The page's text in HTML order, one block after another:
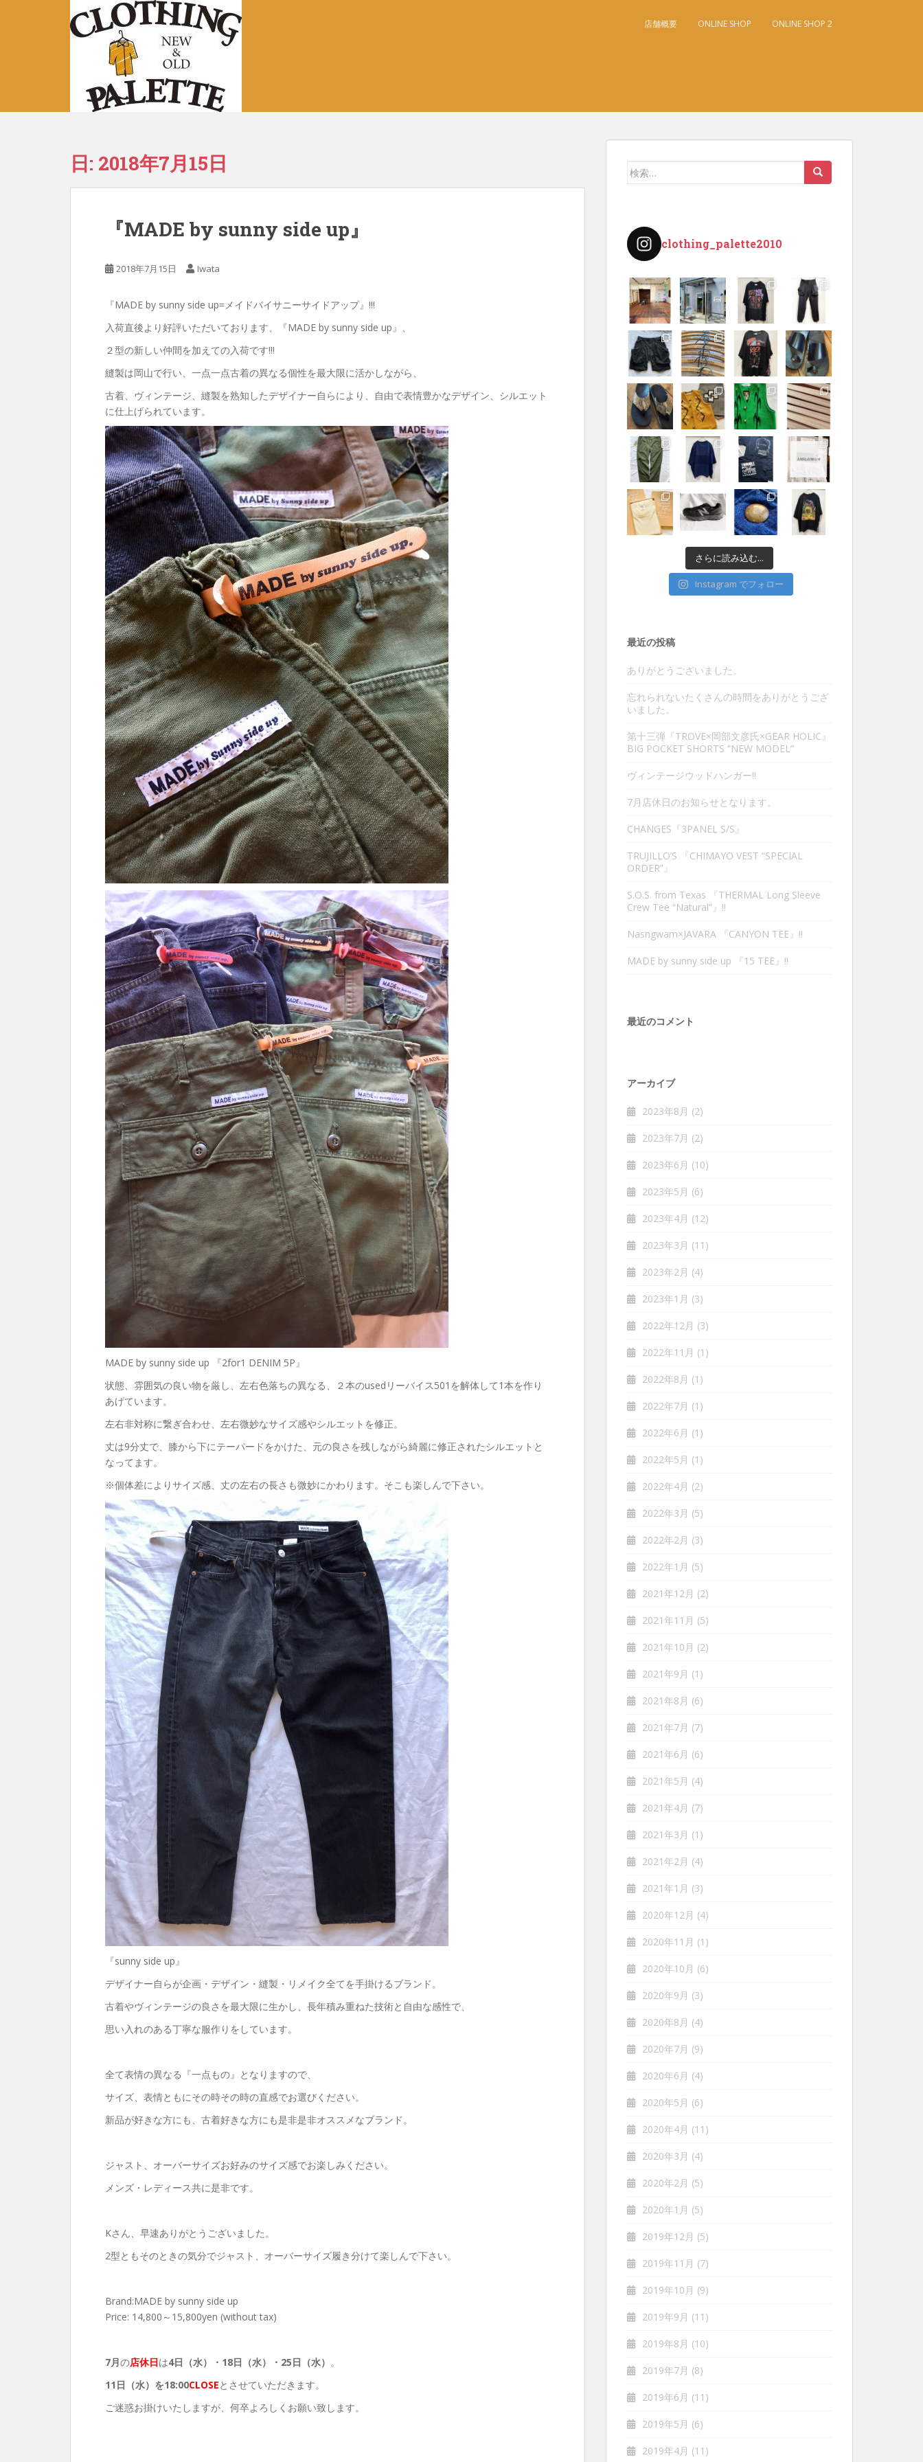
店舗概要 ONLINE SHOP ONLINE SHOP 2
日: 2018年7月15日
『MADE by sunny side up』
2018年7月15日 Iwata
『MADE by sunny side up=メイドバイサニーサイドアップ』!!!
入荷直後より好評いただいております、『MADE by sunny side up』、
２型の新しい仲間を加えての入荷です!!!
縫製は岡山で行い、一点一点古着の異なる個性を最大限に活かしながら、
古着、ヴィンテージ、縫製を熟知したデザイナー自らにより、自由で表情豊かなデザイン、シルエット
に仕上げられています。
MADE by sunny side up 『2for1 DENIM 5P』
状態、雰囲気の良い物を厳し、 左右色落ちの異なる、２本のusedリーバイス501 を解体して1本を作り
あげています。
左右非対称に繋ぎ合わせ、左右微妙なサイズ感やシルエットを修正。
丈は9分丈で、膝から下にテーパードをかけた、元の良さを残しながら綺麗に修正されたシルエットと
なってます。
※個体差によりサイズ感、丈の左右の長さも微妙にかわります。そこも楽しんで下さい。
『sunny side up』
デザイナー自らが企画・デザイン・縫製・リメイク全てを手掛けるブランド。
古着やヴィンテージの良さを最大限に生かし、長年積み重ねた技術と自由な感性で、
思い入れのある丁寧な服作りをしています。
全て表情の異なる『一点もの』となりますので、
サイズ、表情ともにその時その時の直感でお選びください。
新品が好きな方にも、古着好きな方にも是非是非オススメなブランド。
ジャスト、オーバーサイズお好みのサイズ感でお楽しみください。
メンズ・レディース共に是非です。
Kさん、早速ありがとうございました。
2型ともそのときの気分でジャスト、オーバーサイズ履き分けて楽しんで下さい。
Brand:MADE by sunny side up
Price: 14,800～15,800yen (without tax)
7月の店休日は4日（水）・18日（水）・25日（水） 。
11 日（水）を18:00CLOSEとさせていただきます。
ご迷惑お掛けいたしますが、何卒よろしくお願い致します。
検
clothing_palette2010
さらに読み込む...
Instagram でフォロー
最近の投稿
ありがとうございました。
忘れられないたくさんの時間をありがとうござ
いました。
第十三弾『TROVE×岡部文彦氏×GEAR HOLIC』
BIG POCKET SHORTS “NEW MODEL”
ヴィンテージウッドハンガー‼︎
7月店休日のお知らせとなります。
CHANGES『3PANEL S/S』
TRUJILLO’S 『CHIMAYO VEST “SPECIAL
ORDER”』
S.O.S. from Texas 『THERMAL Long Sleeve
Crew Tee “Natural”』‼︎
Nasngwam×JAVARA 『CANYON TEE』‼︎
MADE by sunny side up 『15 TEE』‼︎
最近のコメント
アーカイブ
2023年8月 (2)
2023年7月 (2)
2023年6月 (10)
2023年5月 (6)
2023年4月 (12)
2023年3月 (11)
2023年2月 (4)
2023年1月 (3)
2022年12月 (3)
2022年11月 (1)
2022年8月 (1)
2022年7月 (1)
2022年6月 (1)
2022年5月 (1)
2022年4月 (2)
2022年3月 (5)
2022年2月 (3)
2022年1月 (5)
2021年12月 (2)
2021年11月 (5)
2021年10月 (2)
2021年9月 (1)
2021年8月 (6)
2021年7月 (7)
2021年6月 (6)
2021年5月 (4)
2021年4月 (7)
2021年3月 (1)
2021年2月 (4)
2021年1月 (3)
2020年12月 (4)
2020年11月 (1)
2020年10月 (6)
2020年9月 (3)
2020年8月 (4)
2020年7月 (9)
2020年6月 (4)
2020年5月 (6)
2020年4月 (11)
2020年3月 (4)
2020年2月 (5)
2020年1月 (5)
2019年12月 (5)
2019年11月 (7)
2019年10月 (9)
2019年9月 (11)
2019年8月 (10)
2019年7月 (8)
2019年6月 (11)
2019年5月 (6)
2019年4月 (11)